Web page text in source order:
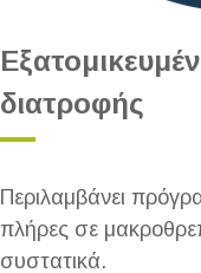
διατροφής
Περιλαμβάνει
πλήρες σε
συστατικά.